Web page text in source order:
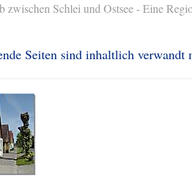
zwischen Schlei und Ostsee - Eine
Seiten sind inhaltlich verwandt